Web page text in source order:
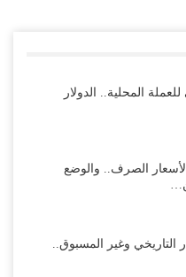
المحلية.. الدولار
لأسعار الصرف.. والوضع
التاريخي وغير المسبوق..